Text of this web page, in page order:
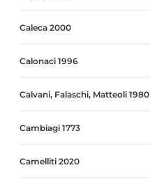
Caleca 2000
Calonaci 1996
Calvani, Falaschi, Matteoli 1980
Cambiagi 1773
Camelliti 2020